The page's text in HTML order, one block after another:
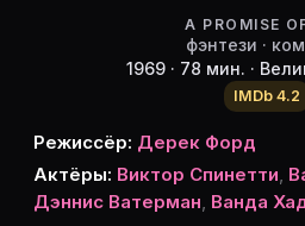
Рой Брэнниган
Alexandra Bastedo
Кристофер Митчелл
Ютте Стенсгор
A PROMISE
фэнтези ·
1969 · 78 мин. ·
IMDb 4.2
Режиссёр: Дерек Форд
Актёры: Виктор Спинетти,
Дэннис Ватерман, Ванда